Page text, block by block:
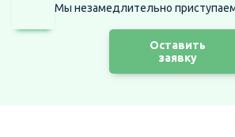
Мы незамедлительно
Оставить
заявку